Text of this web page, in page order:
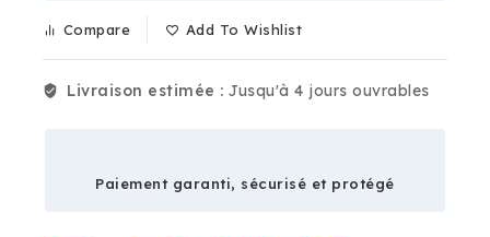
Compare Add To Wishlist
Livraison estimée : Jusqu'à 4 jours ouvrables
Paiement garanti, sécurisé et protégé